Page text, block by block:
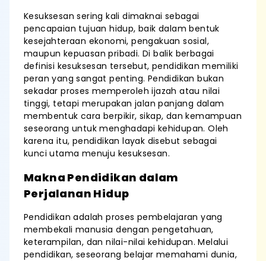
Kesuksesan sering kali dimaknai sebagai
pencapaian tujuan hidup, baik dalam bentuk
kesejahteraan ekonomi, pengakuan sosial,
maupun kepuasan pribadi. Di balik berbagai
definisi kesuksesan tersebut, pendidikan memiliki
peran yang sangat penting. Pendidikan bukan
sekadar proses memperoleh ijazah atau nilai
tinggi, tetapi merupakan jalan panjang dalam
membentuk cara berpikir, sikap, dan kemampuan
seseorang untuk menghadapi kehidupan. Oleh
karena itu, pendidikan layak disebut sebagai
kunci utama menuju kesuksesan.
Makna Pendidikan dalam
Perjalanan Hidup
Pendidikan adalah proses pembelajaran yang
membekali manusia dengan pengetahuan,
keterampilan, dan nilai-nilai kehidupan. Melalui
pendidikan, seseorang belajar memahami dunia,